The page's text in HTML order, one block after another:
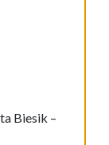
Biesik –